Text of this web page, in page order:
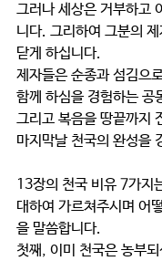
그러나 세상은 거부하고
니다. 그리하여 그분의
닫게 하십니다.
제자들은 순종과 섬김으
함께 하심을 경험하는 공
그리고 복음을 땅끝까지
마지막날 천국의 완성을
13장의 천국 비유 7가지
대하여 가르쳐주시며 어
을 말씀합니다.
첫째, 이미 천국은 농부